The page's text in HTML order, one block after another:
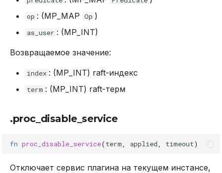
op : (MP_MAP Op )
as_user : (MP_INT)
Возвращаемое значение:
index : (MP_INT) raft-индекс
term : (MP_INT) raft-терм
.proc_disable_service
fn proc_disable_service(term applied timeout)
Отключает сервис плагина на текущем инстансе,